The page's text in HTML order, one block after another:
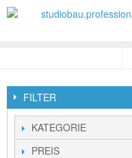
FILTER
KATEGORIE
PREIS